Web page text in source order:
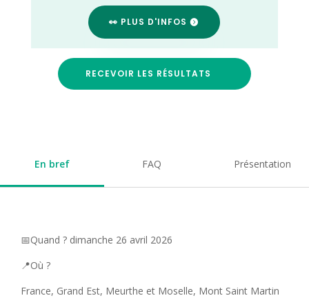
👀 PLUS D'INFOS
RECEVOIR LES RÉSULTATS
En bref FAQ Présentation
📅Quand ? dimanche 26 avril 2026
📍Où ?
France, Grand Est, Meurthe et Moselle, Mont Saint Martin